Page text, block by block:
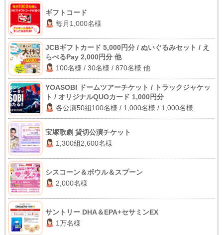
ギフトコード
毎月1,000名様
JCBギフトカード 5,000円分 / ぬいぐるみセット / え
らべるPay 2,000円分 他
100名様 / 30名様 / 870名様 他
YOASOBI ドームツアーチケット / トラックジャケッ
ト / オリジナルQUOカード 1,000円分
各公演50組100名様 / 1,000名様 / 1,000名様
宝塚歌劇 貸切公演チケット
1,300組2,600名様
シスコーン＆ボウル＆スプーン
2,000名様
サントリー DHA＆EPA+セサミンEX
1万名様